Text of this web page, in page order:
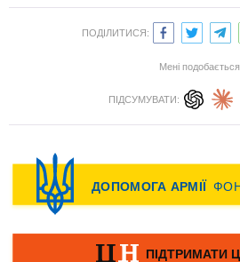
ПОДІЛИТИСЯ:
Мені подобається
ПІДСУМУВАТИ: